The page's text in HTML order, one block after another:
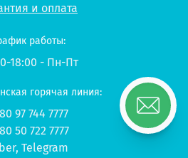
и оплата
работы:
18:00 - Пн-Пт
горячая линия:
97 744 7777
50 722 7777
, Telegram